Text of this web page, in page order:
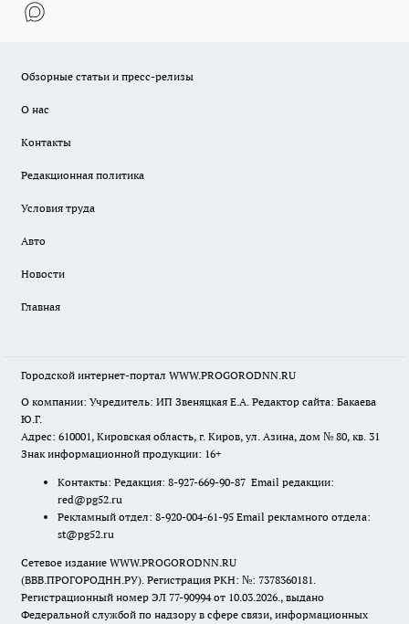
Обзорные статьи и пресс-релизы
О нас
Контакты
Редакционная политика
Условия труда
Авто
Новости
Главная
Городской интернет-портал WWW.PROGORODNN.RU
О компании: Учредитель: ИП Звеняцкая Е.А. Редактор сайта: Бакаева
Ю.Г.
Адрес: 610001, Кировская область, г. Киров, ул. Азина, дом № 80, кв. 31
Знак информационной продукции: 16+
Контакты: Редакция: 8-927-669-90-87 Email редакции:
red@pg52.ru
Рекламный отдел: 8-920-004-61-95 Email рекламного отдела:
st@pg52.ru
Сетевое издание WWW.PROGORODNN.RU
(ВВВ.ПРОГОРОДНН.РУ). Регистрация РКН: №: 7378360181.
Регистрационный номер ЭЛ 77-90994 от 10.03.2026., выдано
Федеральной службой по надзору в сфере связи, информационных